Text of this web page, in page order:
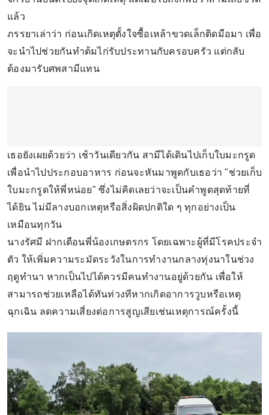
แล้ว
ภรรยาเล่าว่า ก่อนเกิดเหตุตั้งใจซื้อเหล้าขวดเล็กติดมือมา เพื่อ
จะนำไปช่วยกันทำต้มไก่รับประทานกับครอบครัว แต่กลับ
ต้องมารับศพสามีแทน
เธอยังเผยด้วยว่า เช้าวันเดียวกัน สามีได้เดินไปเก็บใบมะกรูด
เพื่อนำไปประกอบอาหาร ก่อนจะหันมาพูดกับเธอว่า "ช่วยเก็บ
ใบมะกรูดให้พี่หน่อย" ซึ่งไม่คิดเลยว่าจะเป็นคำพูดสุดท้ายที่
ได้ยิน ไม่มีลางบอกเหตุหรือสิ่งผิดปกติใด ๆ ทุกอย่างเป็น
เหมือนทุกวัน
นางรัศมี ฝากเตือนพี่น้องเกษตรกร โดยเฉพาะผู้ที่มีโรคประจำ
ตัว ให้เพิ่มความระมัดระวังในการทำงานกลางทุ่งนาในช่วง
ฤดูทำนา หากเป็นไปได้ควรมีคนทำงานอยู่ด้วยกัน เพื่อให้
สามารถช่วยเหลือได้ทันท่วงทีหากเกิดอาการวูบหรือเหตุ
ฉุกเฉิน ลดความเสี่ยงต่อการสูญเสียเช่นเหตุการณ์ครั้งนี้